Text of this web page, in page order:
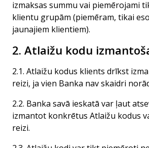
izmaksas summu vai piemērojami
klientu grupām (piemēram, tikai
jaunajiem klientiem).
2. Atlaižu kodu
2.1. Atlaižu kodus klients drīkst
reizi, ja vien Banka nav skaidri
2.2. Banka savā ieskatā var ļaut
izmantot konkrētus Atlaižu kodus
reizi.